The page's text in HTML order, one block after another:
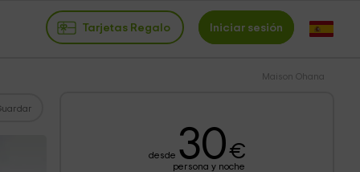
Tarjetas Regalo Iniciar sesión
Maison Ohana
desde 30€
persona y noche